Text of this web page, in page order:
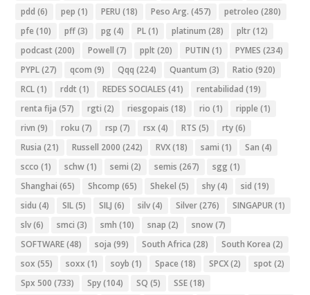
pdd (6) pep (1) PERU (18) Peso Arg. (457) petroleo (280)
pfe (10) pff(3) pg (4) PL(1) platinum (28) pltr(12)
podcast (200) Powell (7) pplt (20) PUTIN (1) PYMES (234)
PYPL(27) qcom (9) Qqq (224) Quantum (3) Ratio (920)
RCL(1) rddt (1) REDES SOCIALES (41) rentabilidad (19)
renta fija (57) rgti (2) riesgopais (18) rio (1) ripple (1)
rivn (9) roku (7) rsp (7) rsx (4) RTS (5) rty(6)
Rusia (21) Russell 2000 (242) RVX(18) sami (1) San (4)
scco (1) schw(1) semi (2) semis (267) sgg (1)
Shanghai (65) Shcomp (65) Shekel (5) shy(4) sid (19)
sidu (4) SIL(5) SILJ (6) silv(4) Silver(276) SINGAPUR(1)
slv(6) smci (3) smh (10) snap (2) snow(7)
SOFTWARE(48) soja (99) South Africa (28) South Korea (2)
sox (55) soxx (1) soyb (1) Space (18) SPCX(2) spot (2)
Spx 500 (733) Spy(104) SQ (5) SSE(18)